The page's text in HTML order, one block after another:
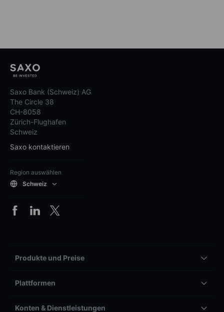
Saxo Bank (Schweiz) AG
The Circle 38
CH-8058
Zürich-Flughafen
Schweiz
Saxo kontaktieren
Region auswählen
Schweiz
Produkte und Preise
Plattformen
Konten & Dienstleistungen